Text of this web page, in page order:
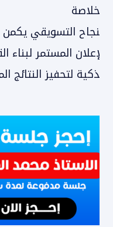
الخلاصة
النجاح التسويقي
الإعلان المستمر لبناء
الذكية لتحفيز النتائج